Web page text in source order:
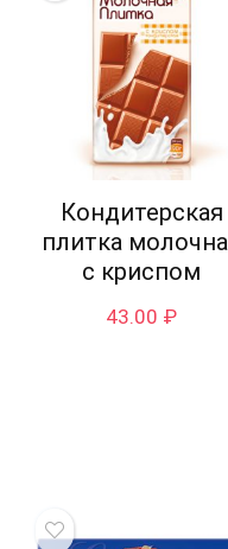
Кондитерская
плитка
с криспом
43.00 ₽